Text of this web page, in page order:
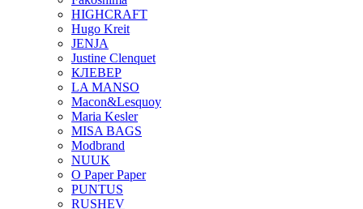
HIGHCRAFT
Hugo Kreit
JENJA
Justine Clenquet
КЛЕВЕР
LA MANSO
Macon&Lesquoy
Maria Kesler
MISA BAGS
Modbrand
NUUK
O Paper Paper
PUNTUS
RUSHEV